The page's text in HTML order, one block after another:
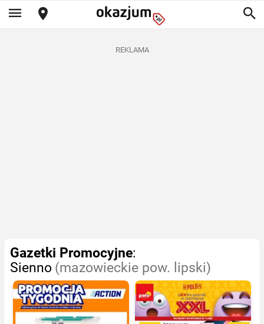
REKLAMA
Gazetki Promocyjne:
Sienno (mazowieckie pow. lipski)